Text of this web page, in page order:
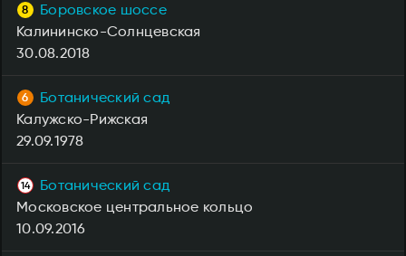
Боровское шоссе
Калининско-Солнцевская
30.08.2018
Ботанический сад
Калужско-Рижская
29.09.1978
Ботанический сад
Московское центральное кольцо
10.09.2016